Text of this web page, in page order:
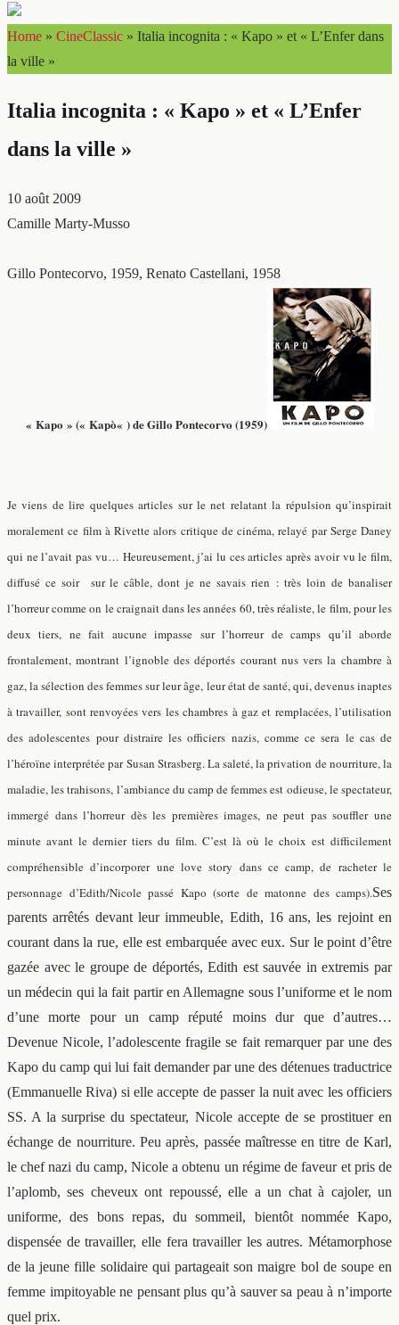
Home » CineClassic » Italia incognita : « Kapo » et « L’Enfer dans
la ville »
Italia incognita : « Kapo » et « L’Enfer
dans la ville »
10 août 2009
Camille Marty-Musso
Gillo Pontecorvo, 1959, Renato Castellani, 1958
« Kapo » (« Kapò« )de Gillo Pontecorvo (1959)
Je viens de lire quelques articles sur le net relatant la répulsion qu’inspirait
moralement ce film à Rivette alors critique de cinéma, relayé par Serge Daney
qui ne l’avait pas vu… Heureusement, j’ai lu ces articles après avoir vu le film,
diffusé ce soir sur le câble, dont je ne savais rien : très loin de banaliser
l’horreur comme on le craignait dans les années 60, très réaliste, le film, pour les
deux tiers, ne fait aucune impasse sur l’horreur de camps qu’il aborde
frontalement, montrant l’ignoble des déportés courant nus vers la chambre à
gaz, la sélection des femmes sur leur âge, leur état de santé, qui, devenus inaptes
à travailler, sont renvoyées vers les chambres à gaz et remplacées, l’utilisation
des adolescentes pour distraire les officiers nazis, comme ce sera le cas de
l’héroïne interprétée par Susan Strasberg. La saleté, la privation de nourriture, la
maladie, les trahisons, l’ambiance du camp de femmes est odieuse, le spectateur,
immergé dans l’horreur dès les premières images, ne peut pas souffler une
minute avant le dernier tiers du film. C’est là où le choix est difficilement
compréhensible d’incorporer une love story dans ce camp, de racheter le
personnage d’Edith/Nicole passé Kapo (sorte de matonne des camps).Ses
parents arrêtés devant leur immeuble, Edith, 16 ans, les rejoint en
courant dans la rue, elle est embarquée avec eux. Sur le point d’être
gazée avec le groupe de déportés, Edith est sauvée in extremis par
un médecin qui la fait partir en Allemagne sous l’uniforme et le nom
d’une morte pour un camp réputé moins dur que d’autres…
Devenue Nicole, l’adolescente fragile se fait remarquer par une des
Kapo du camp qui lui fait demander par une des détenues traductrice
(Emmanuelle Riva) si elle accepte de passer la nuit avec les officiers
SS. A la surprise du spectateur, Nicole accepte de se prostituer en
échange de nourriture. Peu après, passée maîtresse en titre de Karl,
le chef nazi du camp, Nicole a obtenu un régime de faveur et pris de
l’aplomb, ses cheveux ont repoussé, elle a un chat à cajoler, un
uniforme, des bons repas, du sommeil, bientôt nommée Kapo,
dispensée de travailler, elle fera travailler les autres. Métamorphose
de la jeune fille solidaire qui partageait son maigre bol de soupe en
femme impitoyable ne pensant plus qu’à sauver sa peau à n’importe
quel prix.